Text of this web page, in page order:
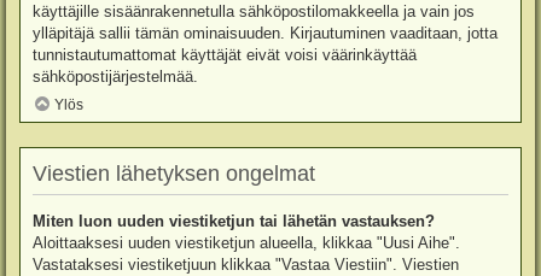
käyttäjille sisäänrakennetulla sähköpostilomakkeella ja vain jos
ylläpitäjä sallii tämän ominaisuuden. Kirjautuminen vaaditaan, jotta
tunnistautumattomat käyttäjät eivät voisi väärinkäyttää
sähköpostijärjestelmää.
Ylös
Viestien lähetyksen ongelmat
Miten luon uuden viestiketjun tai lähetän vastauksen?
Aloittaaksesi uuden viestiketjun alueella, klikkaa "Uusi Aihe".
Vastataksesi viestiketjuun klikkaa "Vastaa Viestiin". Viestien